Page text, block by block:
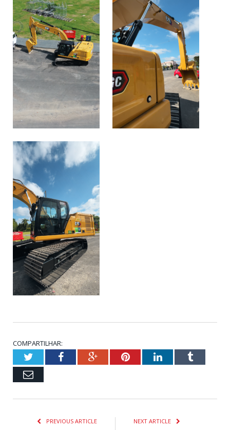
COMPARTILHAR:
TwitterFacebookGoogle+PinterestLinkedInTumblr
Email
PREVIOUS ARTICLE NEXT ARTICLE